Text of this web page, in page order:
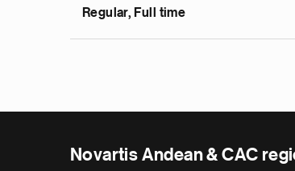
Regular, Full time
Novartis Andean & CAC